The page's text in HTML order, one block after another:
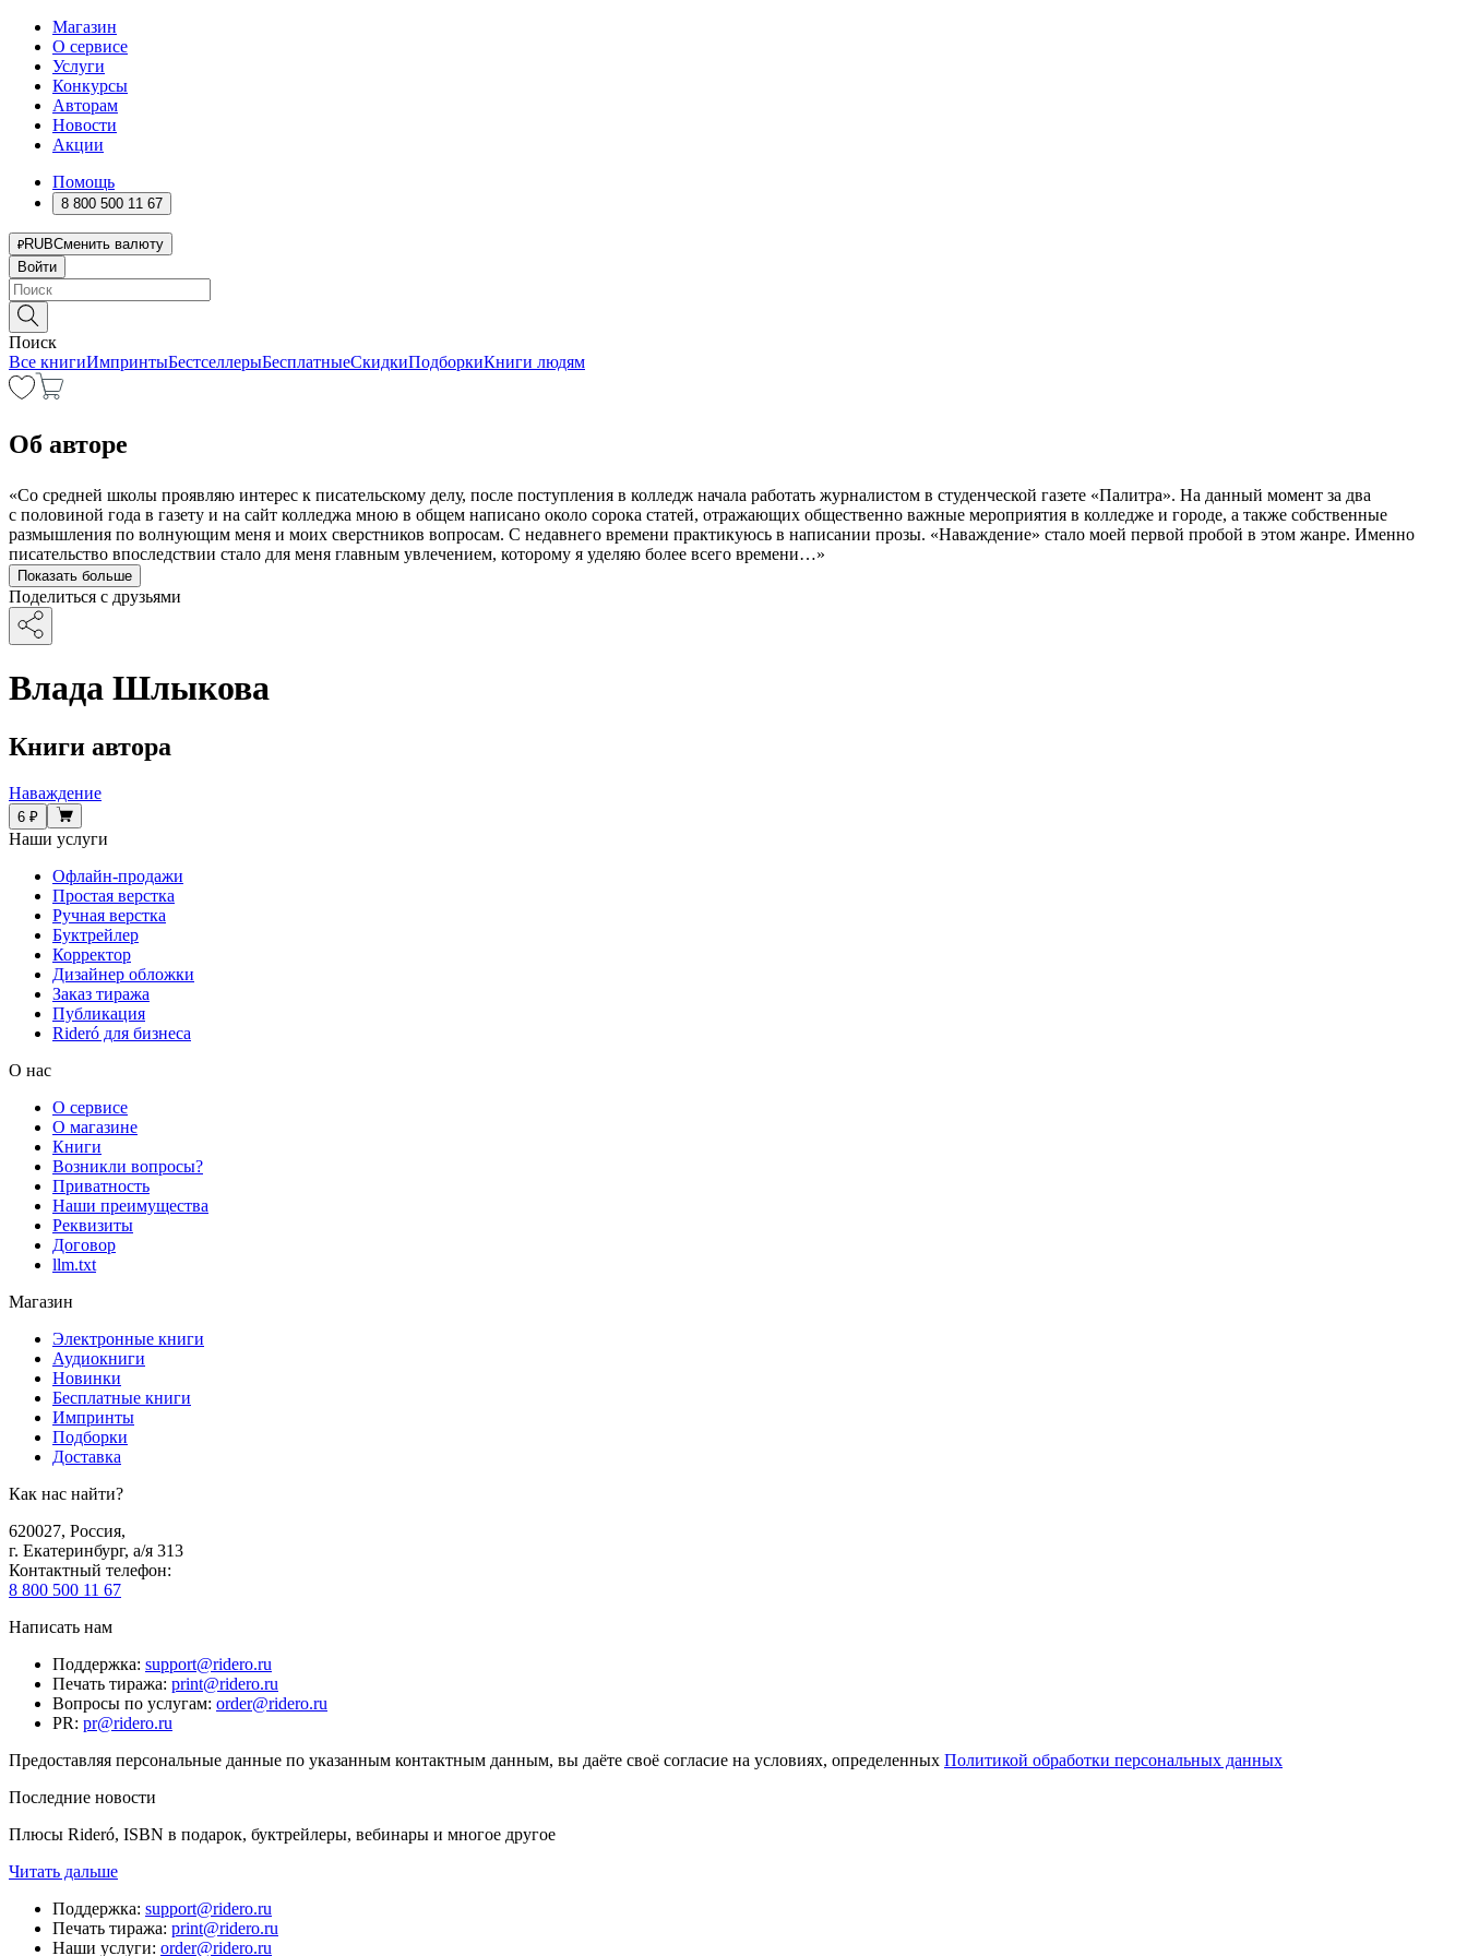
Магазин
О сервисе
Услуги
Конкурсы
Авторам
Новости
Акции
Помощь
8 800 500 11 67
RUBСменить валюту
Войти
Поиск
Все книгиИмпринтыБестселлерыБесплатныеСкидкиПодборкиКниги людям
Об авторе
«Со средней школы проявляю интерес к писательскому делу, после поступления в колледж начала работать журналистом в студенческой газете «Палитра». На данный момент за два
с половиной года в газету и на сайт колледжа мною в общем написано около сорока статей, отражающих общественно важные мероприятия в колледже и городе, а также собственные
размышления по волнующим меня и моих сверстников вопросам. С недавнего времени практикуюсь в написании прозы. «Наваждение» стало моей первой пробой в этом жанре. Именно
писательство впоследствии стало для меня главным увлечением, которому я уделяю более всего времени…»
Показать больше
Поделиться с друзьями
Влада Шлыкова
Книги автора
Наваждение
6 ₽
Наши услуги
Офлайн-продажи
Простая верстка
Ручная верстка
Буктрейлер
Корректор
Дизайнер обложки
Заказ тиража
Публикация
Rideró для бизнеса
О нас
О сервисе
О магазине
Книги
Возникли вопросы?
Приватность
Наши преимущества
Реквизиты
Договор
llm.txt
Магазин
Электронные книги
Аудиокниги
Новинки
Бесплатные книги
Импринты
Подборки
Доставка
Как нас найти?
620027, Россия,
г. Екатеринбург, а/я 313
Контактный телефон:
8 800 500 11 67
Написать нам
Поддержка: support@ridero.ru
Печать тиража: print@ridero.ru
Вопросы по услугам: order@ridero.ru
PR: pr@ridero.ru
Предоставляя персональные данные по указанным контактным данным, вы даёте своё согласие на условиях, определенных Политикой обработки персональных данных
Последние новости
Плюсы Rideró, ISBN в подарок, буктрейлеры, вебинары и многое другое
Читать дальше
Поддержка: support@ridero.ru
Печать тиража: print@ridero.ru
Наши услуги: order@ridero.ru